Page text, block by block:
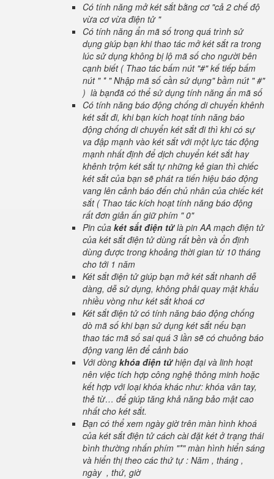
Có tính năng mở két sắt bằng cơ "cả 2 chế độ
vừa cơ vừa điện tử "
Có tính năng ẩn mã số trong quá trình sử
dụng giúp bạn khi thao tác mở két sắt ra trong
lúc sử dụng không bị lộ mã số cho người bên
cạnh biết ( Thao tác bấm nút "#" kế tiếp bấm
nút " * " Nhập mã số cần sử dụng" bầm nút " #"
) là bạnđã có thể sử dụng tính năng ẩn mã số
Có tính năng báo động chống di chuyển khênh
két sắt đi, khi bạn kích hoạt tính năng báo
động chống di chuyển két sắt đi thì khi có sự
va đập mạnh vào két sắt với một lực tác động
mạnh nhất định để dịch chuyển két sắt hay
khênh trộm két sắt tự những kẻ gian thì chiếc
két sắt của bạn sẽ phát ra tiến hiệu báo động
vang lên cảnh báo đến chủ nhân của chiếc két
sắt ( Thao tác kích hoạt tính năng báo động
rất đơn giản ấn giữ phím " 0"
Pin của két sắt điện tửlà pin AA mạch điện tử
của két sắt điện tử dùng rất bền và ổn định
dùng được trong khoảng thời gian từ 10 tháng
cho tới 1 năm
Két sắt điện tử giúp bạn mở két sắt nhanh dễ
dàng, dễ sử dụng, không phải quay mật khẩu
nhiều vòng như két sắt khoá cơ
Két sắt điện tử có tính năng báo động chống
dò mã số khi bạn sử dụng két sắt nếu bạn
thao tác mã số sai quá 3 lần sẽ có chuông báo
động vang lên để cảnh báo
Với dòng khóa điện tửhiện đại và linh hoạt
nên việc tích hợp công nghệ thông minh hoặc
kết hợp với loại khóa khác như: khóa vân tay,
thẻ từ… để giúp tăng khả năng bảo mật cao
nhất cho két sắt.
Bạn có thể xem ngày giờ trên màn hình khoá
của két sắt điện tử cách cài đặt két ở trạng thái
bình thường nhấn phím "*" màn hình hiển sáng
và hiển thị theo các thứ tự : Năm , tháng ,
ngày , thứ, giờ